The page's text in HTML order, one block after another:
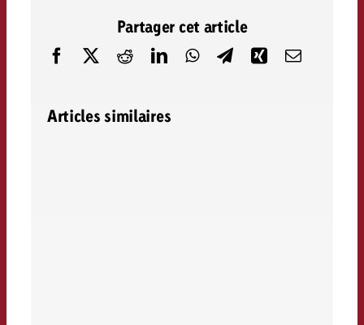
Partager cet article
Articles similaires